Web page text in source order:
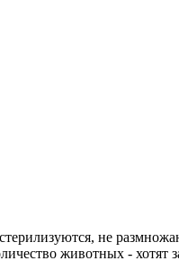
не
животных - хотят